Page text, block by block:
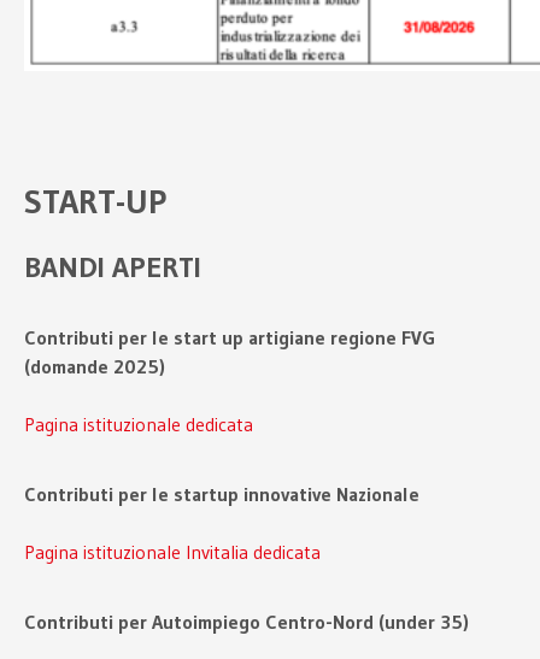
START-UP
BANDI APERTI
Contributi per le start up artigiane regione FVG
(domande 2025)
Pagina istituzionale dedicata
Contributi per le startup innovative Nazionale
Pagina istituzionale Invitalia dedicata
Contributi per Autoimpiego Centro-Nord (under 35)